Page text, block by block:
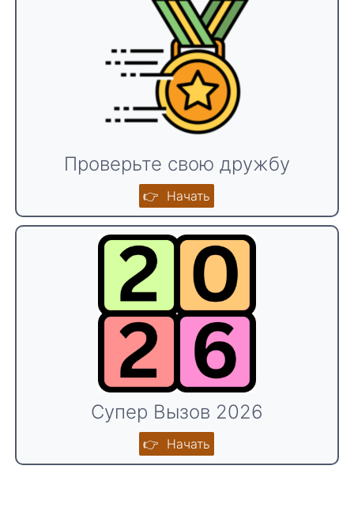
Проверьте свою дружбу
👉 Начать
Супер Вызов 2026
👉 Начать